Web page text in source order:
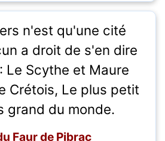
n'est qu'une cité
a droit de s'en dire
Le Scythe et Maure
Crétois, Le plus petit
grand du monde.
Faur de Pibrac